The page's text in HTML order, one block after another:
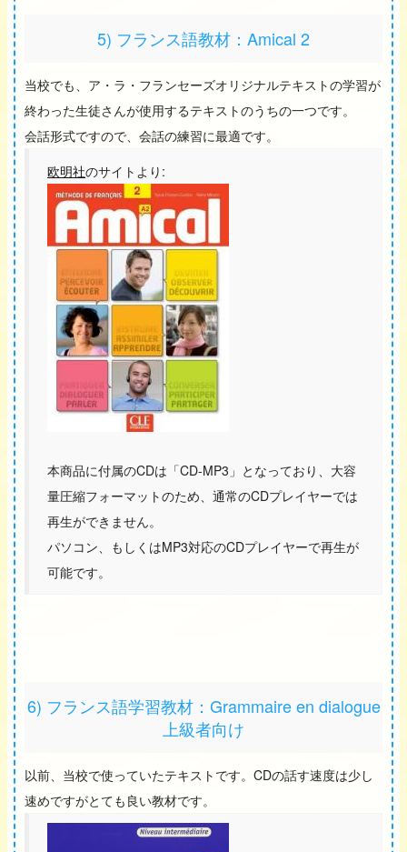
5) フランス語教材：Amical 2
当校でも、ア・ラ・フランセーズオリジナルテキストの学習が
終わった生徒さんが使用するテキストのうちの一つです。
会話形式ですので、会話の練習に最適です。
欧明社のサイトより:
本商品に付属のCDは「CD-MP3」となっており、大容
量圧縮フォーマットのため、通常のCDプレイヤーでは
再生ができません。
パソコン、もしくはMP3対応のCDプレイヤーで再生が
可能です。
6) フランス語学習教材：Grammaire en dialogue
上級者向け
以前、当校で使っていたテキストです。CDの話す速度は少し
速めですがとても良い教材です。